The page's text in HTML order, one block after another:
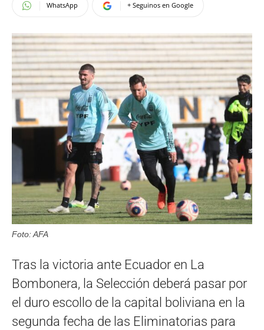
WhatsApp + Seguinos en Google
Foto: AFA
Tras la victoria ante Ecuador en La
Bombonera, la Selección deberá pasar por
el duro escollo de la capital boliviana en la
segunda fecha de las Eliminatorias para